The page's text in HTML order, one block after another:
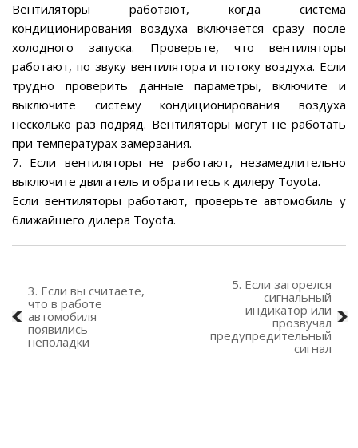
Вентиляторы работают, когда система
кондиционирования воздуха включается сразу после
холодного запуска. Проверьте, что вентиляторы
работают, по звуку вентилятора и потоку воздуха. Если
трудно проверить данные параметры, включите и
выключите систему кондиционирования воздуха
несколько раз подряд. Вентиляторы могут не работать
при температурах замерзания.
7. Если вентиляторы не работают, незамедлительно
выключите двигатель и обратитесь к дилеру Toyota.
Если вентиляторы работают, проверьте автомобиль у
ближайшего дилера Toyota.
3. Если вы считаете,
что в работе
автомобиля
появились
неполадки
5. Если загорелся
сигнальный
индикатор или
прозвучал
предупредительный
сигнал